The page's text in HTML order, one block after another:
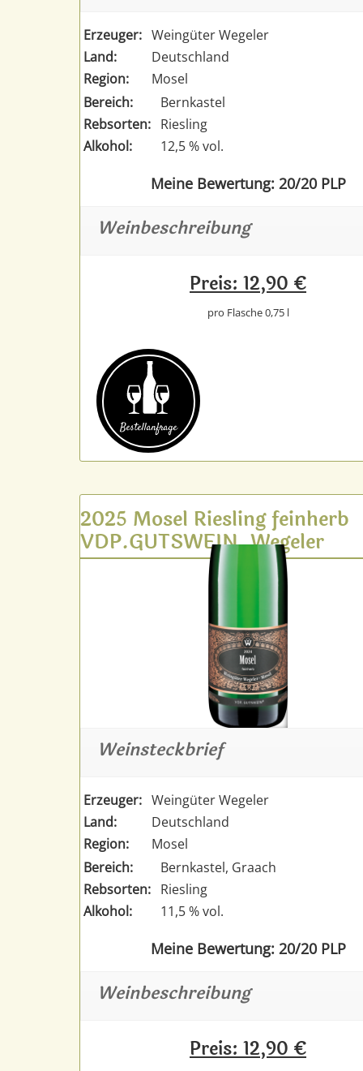
Erzeuger: Weingüter Wegeler
Land:
Deutschland
Region:
Mosel
Bereich:
Bernkastel
Rebsorten: Riesling
Alkohol:
12,5 % vol.
Meine Bewertung: 20/20 PLP
Weinbeschreibung
Preis: 12,90 €
pro Flasche 0,75 l
Bestell­anfrage
2025 Mosel Riesling feinherb
VDP.GUTSWEIN, Wegeler
Weinsteckbrief
Erzeuger: Weingüter Wegeler
Land:
Deutschland
Region:
Mosel
Bereich:
Bernkastel, Graach
Rebsorten: Riesling
Alkohol:
11,5 % vol.
Meine Bewertung: 20/20 PLP
Weinbeschreibung
Preis: 12,90 €